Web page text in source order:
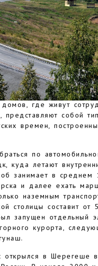
в начале прошлого
руды. Свое
братьев
Южной Сибири –
три улицы, на
постройки горно-
делится на
где живут
представляют собой
времен,
по
куда летают
занимает в
и далее ехать
наземным
столицы составит
запущен отдельный
курорта,
открылся в Шерегеше